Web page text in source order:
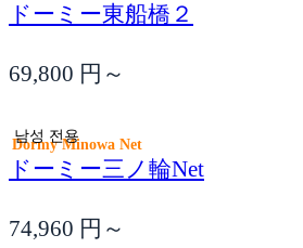
ドーミー東船橋２
69,800 円～
남성 전용
Dormy Minowa Net
ドーミー三ノ輪Net
74,960 円～